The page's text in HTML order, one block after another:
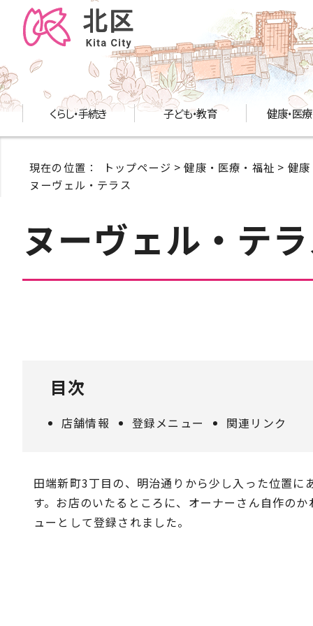
くらし・手続き 子ども・教育 健康・医
現在の位置： トップページ >健康・医療・福祉 > 健康
ヌーヴェル・テラス
ヌーヴェル・テ
目次
店舗情報 登録メニュー 関連リンク
田端新町3丁目の、明治通りから少し入った位置
す。お店のいたるところに、オーナーさん自作の
ューとして登録されました。